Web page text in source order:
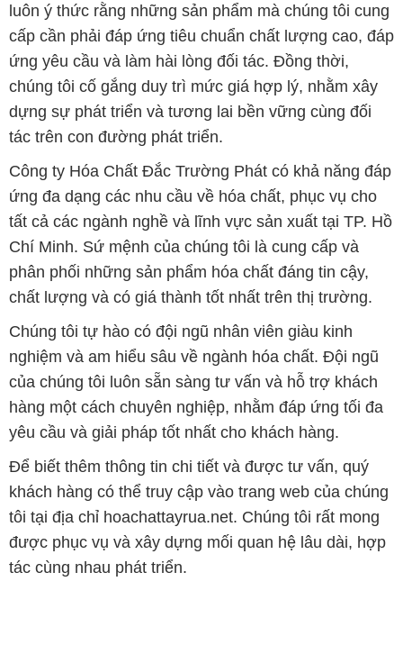
luôn ý thức rằng những sản phẩm mà chúng tôi cung
cấp cần phải đáp ứng tiêu chuẩn chất lượng cao, đáp
ứng yêu cầu và làm hài lòng đối tác. Đồng thời,
chúng tôi cố gắng duy trì mức giá hợp lý, nhằm xây
dựng sự phát triển và tương lai bền vững cùng đối
tác trên con đường phát triển.
Công ty Hóa Chất Đắc Trường Phát có khả năng đáp
ứng đa dạng các nhu cầu về hóa chất, phục vụ cho
tất cả các ngành nghề và lĩnh vực sản xuất tại TP. Hồ
Chí Minh. Sứ mệnh của chúng tôi là cung cấp và
phân phối những sản phẩm hóa chất đáng tin cậy,
chất lượng và có giá thành tốt nhất trên thị trường.
Chúng tôi tự hào có đội ngũ nhân viên giàu kinh
nghiệm và am hiểu sâu về ngành hóa chất. Đội ngũ
của chúng tôi luôn sẵn sàng tư vấn và hỗ trợ khách
hàng một cách chuyên nghiệp, nhằm đáp ứng tối đa
yêu cầu và giải pháp tốt nhất cho khách hàng.
Để biết thêm thông tin chi tiết và được tư vấn, quý
khách hàng có thể truy cập vào trang web của chúng
tôi tại địa chỉ hoachattayrua.net. Chúng tôi rất mong
được phục vụ và xây dựng mối quan hệ lâu dài, hợp
tác cùng nhau phát triển.